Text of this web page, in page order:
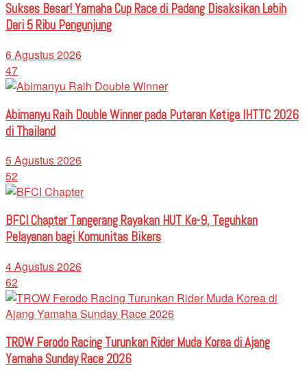
Sukses Besar! Yamaha Cup Race di Padang Disaksikan Lebih
Dari 5 Ribu Pengunjung
6 Agustus 2026
47
Abimanyu Raih Double Winner pada Putaran Ketiga IHTTC 2026
di Thailand
5 Agustus 2026
52
BFCI Chapter Tangerang Rayakan HUT Ke-9, Teguhkan
Pelayanan bagi Komunitas Bikers
4 Agustus 2026
62
TROW Ferodo Racing Turunkan Rider Muda Korea di Ajang
Yamaha Sunday Race 2026